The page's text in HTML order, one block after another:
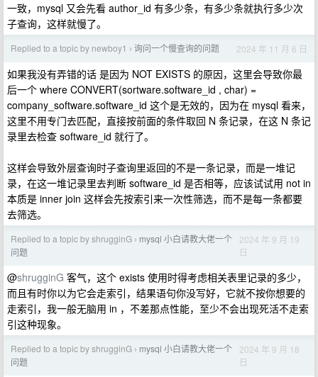
一致，mysql 又会先看 author_id 有多少条，有多少条就执行多少次
子查询，这样就慢了。
Replied to a topic by newboy1 › 询问一个慢查询的问题 2024 年 11 月 6 日
如果我没有弄错的话 是因为 NOT EXISTS 的原因，这里会导致你最
后一个 where CONVERT(sortware.software_id , char) =
company_software.software_id 这个是无效的，因为在 mysql 看来，
这里不用专门去匹配，直接按前面的条件取回 N 条记录，在这 N 条记
录里去检查 software_id 就行了。
这样会导致外层查询时子查询里返回的不是一条记录，而是一堆记
录，在这一堆记录里去判断 software_id 是否相等，应该试试用 not in
本质是 inner join 这样会先按索引来一次性筛选，而不是每一条都要
去筛选。
Replied to a topic by shrugginG › mysql 小白请教大佬一个
问题
2024 年 9 月 19
日
@shrugginG 客气，这个 exists 使用时得考虑相关表里记录的多少，
而且有时你以为它会走索引，结果语句你没写好，它就不按你想要的
走索引，我一般无脑用 in ，不差那点性能，至少不会出现死活不走索
引这种现象。
Replied to a topic by shrugginG › mysql 小白请教大佬一个
问题
2024 年 9 月 18
日